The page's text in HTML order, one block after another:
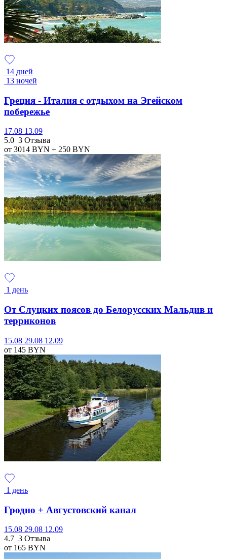
14 дней
13 ночей
Греция - Италия с отдыхом на Эгейском
побережье
17.08 13.09
5.0 3 Отзыва
от 3014 BYN + 250 BYN
1 день
От Слуцких поясов до Белорусских Мальдив и
терриконов
15.08 29.08 12.09
от 145 BYN
1 день
Гродно + Августовский канал
15.08 29.08 12.09
4.7 3 Отзыва
от 165 BYN